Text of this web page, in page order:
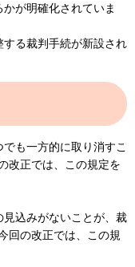
が明確化されていま
る裁判手続が新設され
も一方的に取り消すこ
改正では、この規定を
込みがないことが、裁
回の改正では、この規